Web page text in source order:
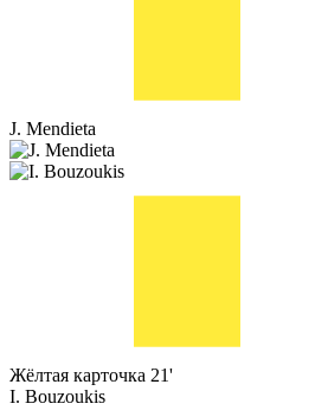
J. Mendieta
Жёлтая карточка 21'
I. Bouzoukis